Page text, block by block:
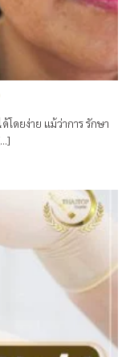
ดยง่าย แม้ว่าการ รักษา